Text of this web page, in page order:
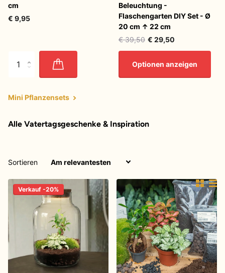
cm
€ 9,95
Beleuchtung -
Flaschengarten DIY Set - Ø
20 cm ↑ 22 cm
€ 39,50 € 29,50
Optionen anzeigen
Mini Pflanzensets
Alle Vatertagsgeschenke & Inspiration
Sortieren
Verkauf -20%